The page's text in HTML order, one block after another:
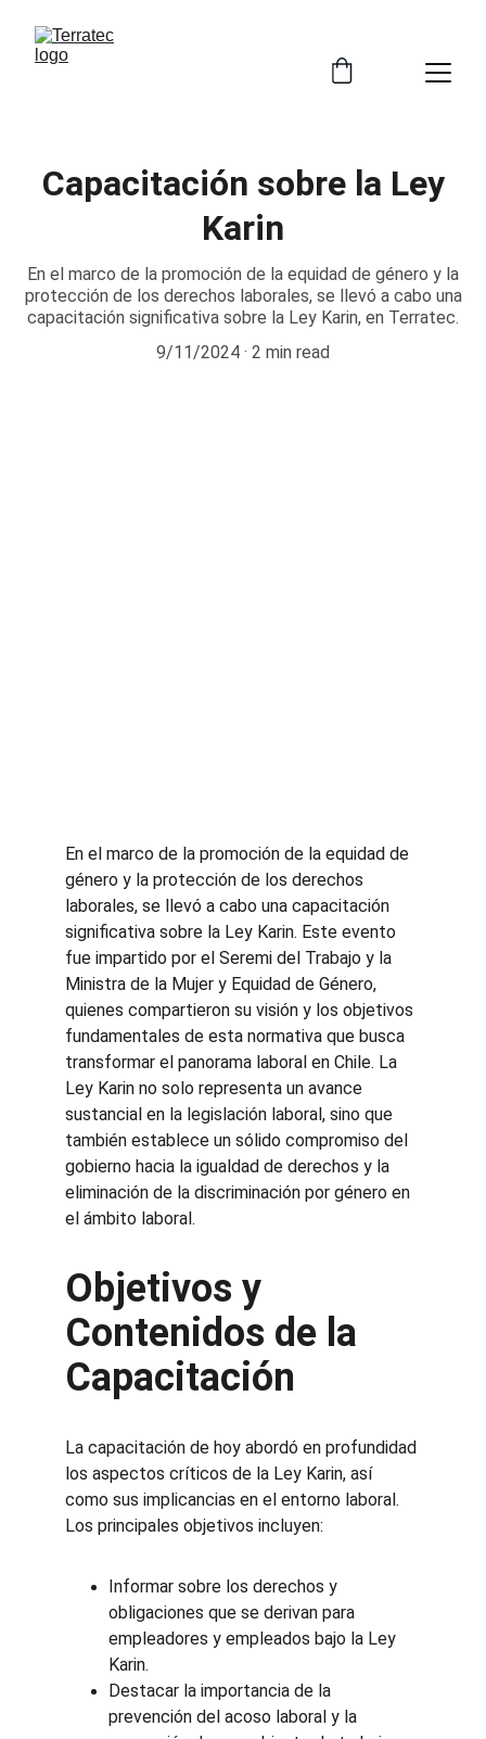
Capacitación sobre la Ley
Karin
En el marco de la promoción de la equidad de género y la
protección de los derechos laborales, se llevó a cabo una
capacitación significativa sobre la Ley Karin, en Terratec.
9/11/2024 2 min read
En el marco de la promoción de la equidad de
género y la protección de los derechos
laborales, se llevó a cabo una capacitación
significativa sobre la Ley Karin. Este evento
fue impartido por el Seremi del Trabajo y la
Ministra de la Mujer y Equidad de Género,
quienes compartieron su visión y los objetivos
fundamentales de esta normativa que busca
transformar el panorama laboral en Chile. La
Ley Karin no solo representa un avance
sustancial en la legislación laboral, sino que
también establece un sólido compromiso del
gobierno hacia la igualdad de derechos y la
eliminación de la discriminación por género en
el ámbito laboral.
Objetivos y
Contenidos de la
Capacitación
La capacitación de hoy abordó en profundidad
los aspectos críticos de la Ley Karin, así
como sus implicancias en el entorno laboral.
Los principales objetivos incluyen:
Informar sobre los derechos y
obligaciones que se derivan para
empleadores y empleados bajo la Ley
Karin.
Destacar la importancia de la
prevención del acoso laboral y la